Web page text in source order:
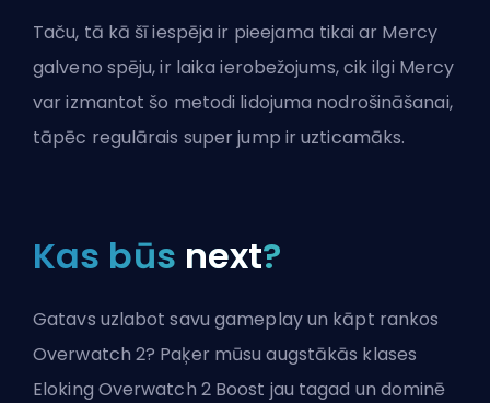
Taču, tā kā šī iespēja ir pieejama tikai ar Mercy
galveno spēju, ir laika ierobežojums, cik ilgi Mercy
var izmantot šo metodi lidojuma nodrošināšanai,
tāpēc regulārais super jump ir uzticamāks.
Kas būs next?
Gatavs uzlabot savu gameplay un kāpt rankos
Overwatch 2? Paķer mūsu augstākās klases
Eloking Overwatch 2 Boost jau tagad un dominē